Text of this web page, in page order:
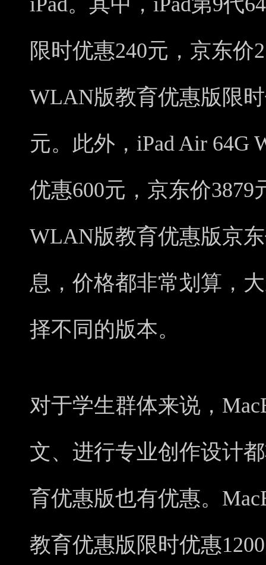
限时优惠240元，京东价
WLAN版教育优惠版限
元。此外，iPad Air 64G
优惠600元，京东价3879
WLAN版教育优惠版京
息，价格都非常划算，
择不同的版本。
对于学生群体来说，
文、进行专业创作设计
育优惠版也有优惠。
教育优惠版限时优惠